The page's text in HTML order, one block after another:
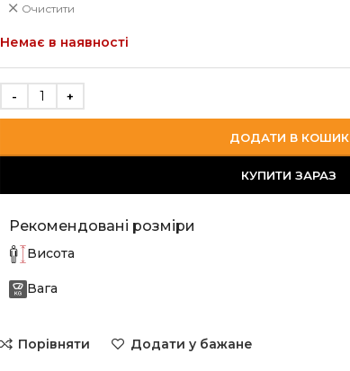
Очистити
Немає в наявності
ДОДАТИ В КОШИК
КУПИТИ ЗАРАЗ
Рекомендовані розміри
Висота
Вага
Порівняти Додати у бажане